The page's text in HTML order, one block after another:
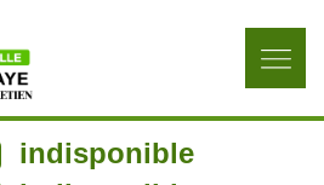
indisponible